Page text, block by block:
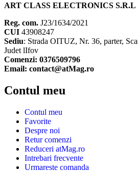
ART CLASS ELECTRONICS S.R.L
Reg. com. J23/1634/2021
CUI 43908247
Sediu: Strada OITUZ, Nr. 36, parter,
Judet lIfov
Comenzi: 0376509796
Email: contact@atMag.ro
Contul meu
Contul meu
Favorite
Despre noi
Retur comenzi
Reduceri atMag.ro
Intrebari frecvente
Urmareste comanda